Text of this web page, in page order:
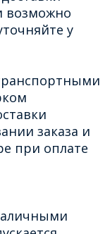
возможно
у
заказа и
при оплате